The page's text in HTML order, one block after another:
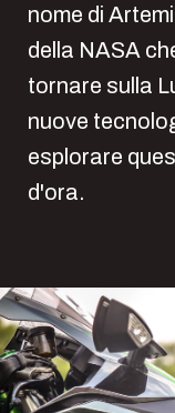
nome di
della NASA
tornare sulla
nuove
esplorare
d'ora.